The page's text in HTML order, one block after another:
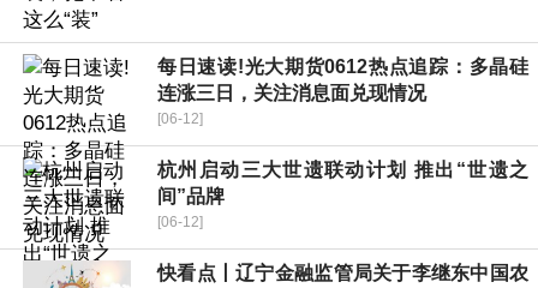
每日速读!光大期货0612热点追踪：多晶硅
连涨三日，关注消息面兑现情况
[06-12]
杭州启动三大世遗联动计划 推出“世遗之
间”品牌
[06-12]
快看点丨辽宁金融监管局关于李继东中国农